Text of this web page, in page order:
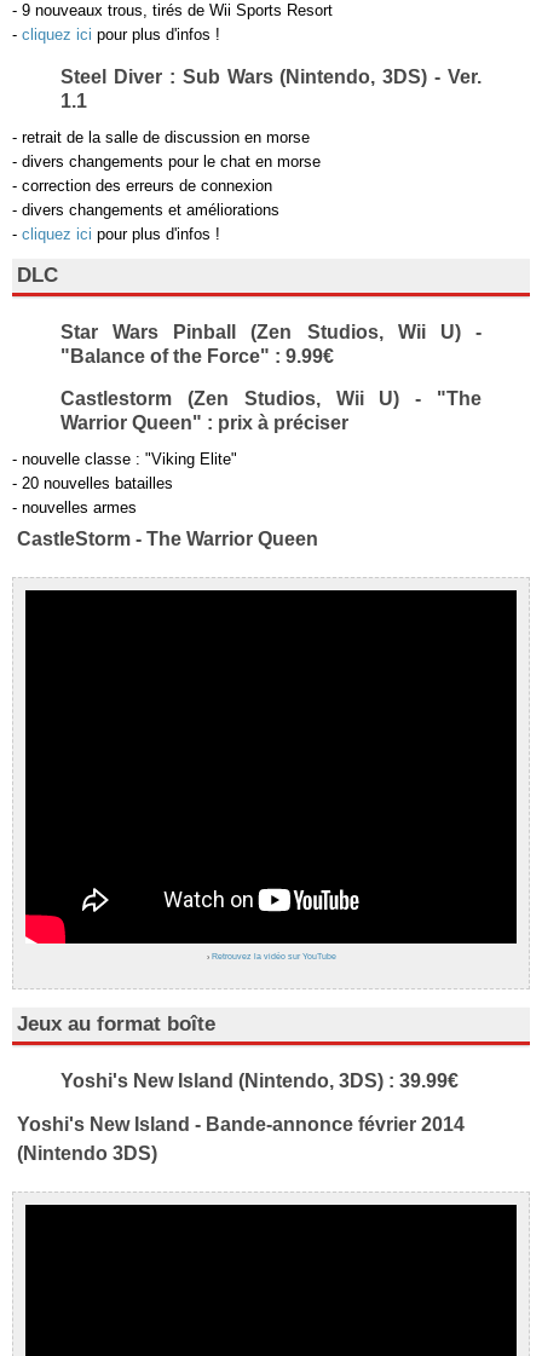
- 9 nouveaux trous, tirés de Wii Sports Resort
- cliquez ici pour plus d'infos !
Steel Diver : Sub Wars (Nintendo, 3DS) - Ver.
1.1
- retrait de la salle de discussion en morse
- divers changements pour le chat en morse
- correction des erreurs de connexion
- divers changements et améliorations
- cliquez ici pour plus d'infos !
DLC
Star Wars Pinball (Zen Studios, Wii U) -
"Balance of the Force" : 9.99€
Castlestorm (Zen Studios, Wii U) - "The
Warrior Queen" : prix à préciser
- nouvelle classe : "Viking Elite"
- 20 nouvelles batailles
- nouvelles armes
CastleStorm - The Warrior Queen
› Retrouvez la vidéo sur YouTube
Jeux au format boîte
Yoshi's New Island (Nintendo, 3DS) : 39.99€
Yoshi's New Island - Bande-annonce février 2014
(Nintendo 3DS)